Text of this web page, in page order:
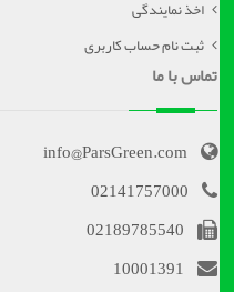
اخذ نمایندگی
ثبت نام حساب کاربری
تماس با ما
info@ParsGreen.com
02141757000
02189785540
10001391